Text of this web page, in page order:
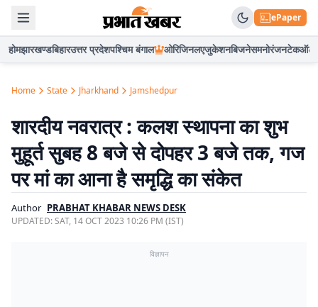
ePaper
होमझारखण्डबिहारउत्तर प्रदेशपश्चिम बंगाल ओरिजिनलएजुकेशनबिजनेसमनोरंजनटेकऑटो
Home State Jharkhand Jamshedpur
शारदीय नवरात्र : कलश स्थापना का शुभ
मुहूर्त सुबह 8 बजे से दोपहर 3 बजे तक, गज
पर मां का आना है समृद्धि का संकेत
Author PRABHAT KHABAR NEWS DESK
UPDATED:SAT, 14 OCT 2023 10:26 PM (IST)
विज्ञापन